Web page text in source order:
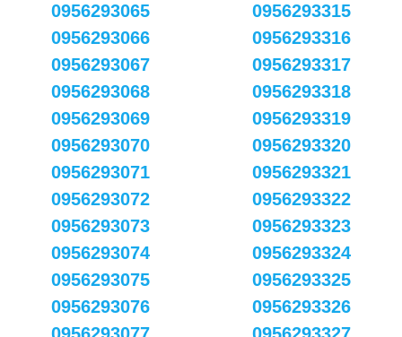
0956293065
0956293066
0956293067
0956293068
0956293069
0956293070
0956293071
0956293072
0956293073
0956293074
0956293075
0956293076
0956293315
0956293316
0956293317
0956293318
0956293319
0956293320
0956293321
0956293322
0956293323
0956293324
0956293325
0956293326